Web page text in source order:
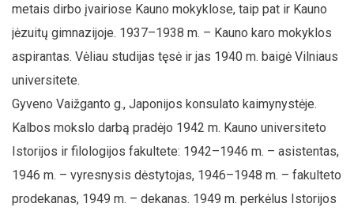
metais dirbo įvairiose Kauno mokyklose, taip pat ir Kauno
jėzuitų gimnazijoje. 1937–1938 m. – Kauno karo mokyklos
aspirantas. Vėliau studijas tęsė ir jas 1940 m. baigė Vilniaus
universitete.
Gyveno Vaižganto g., Japonijos konsulato kaimynystėje.
Kalbos mokslo darbą pradėjo 1942 m. Kauno universiteto
Istorijos ir filologijos fakultete: 1942–1946 m. – asistentas,
1946 m. – vyresnysis dėstytojas, 1946–1948 m. – fakulteto
prodekanas, 1949 m. – dekanas. 1949 m. perkėlus Istorijos